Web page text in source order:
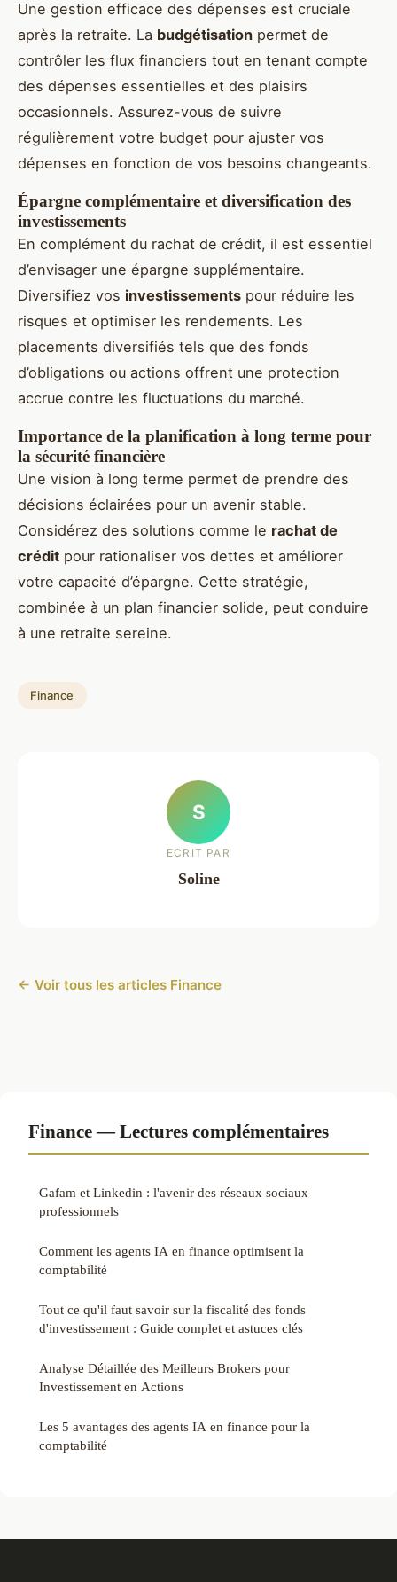
Une gestion efficace des dépenses est cruciale
après la retraite. La budgétisation permet de
contrôler les flux financiers tout en tenant compte
des dépenses essentielles et des plaisirs
occasionnels. Assurez-vous de suivre
régulièrement votre budget pour ajuster vos
dépenses en fonction de vos besoins changeants.
Épargne complémentaire et diversification des
investissements
En complément du rachat de crédit, il est essentiel
d’envisager une épargne supplémentaire.
Diversifiez vos investissements pour réduire les
risques et optimiser les rendements. Les
placements diversifiés tels que des fonds
d’obligations ou actions offrent une protection
accrue contre les fluctuations du marché.
Importance de la planification à long terme pour
la sécurité financière
Une vision à long terme permet de prendre des
décisions éclairées pour un avenir stable.
Considérez des solutions comme le rachat de
crédit pour rationaliser vos dettes et améliorer
votre capacité d’épargne. Cette stratégie,
combinée à un plan financier solide, peut conduire
à une retraite sereine.
Finance
S
ECRIT PAR
Soline
← Voir tous les articles Finance
Finance — Lectures complémentaires
Gafam et Linkedin : l'avenir des réseaux sociaux
professionnels
Comment les agents IA en finance optimisent la
comptabilité
Tout ce qu'il faut savoir sur la fiscalité des fonds
d'investissement : Guide complet et astuces clés
Analyse Détaillée des Meilleurs Brokers pour
Investissement en Actions
Les 5 avantages des agents IA en finance pour la
comptabilité